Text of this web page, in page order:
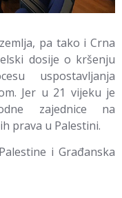
pa tako i Crna
dosije o kršenju
uspostavljanja
Jer u 21 vijeku je
zajednice na
prava u Palestini.
i Građanska